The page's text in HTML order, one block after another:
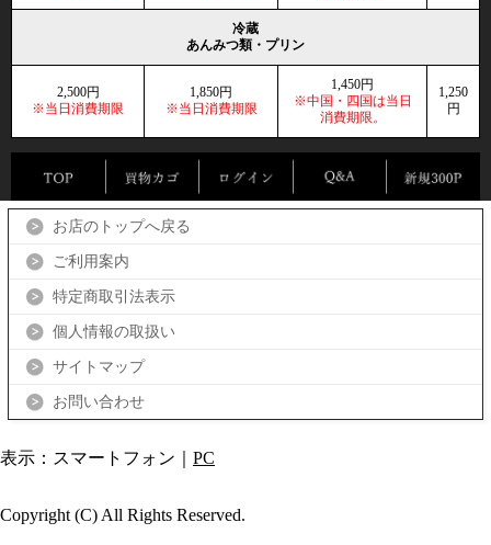
冷蔵
あんみつ類・プリン
2,500円
※当日消費期限
1,850円
※当日消費期限
1,450円
※中国・四国は当日
消費期限。
1,250
円
お店のトップへ戻る
ご利用案内
特定商取引法表示
個人情報の取扱い
サイトマップ
お問い合わせ
表示：スマートフォン｜ PC
Copyright (C) All Rights Reserved.